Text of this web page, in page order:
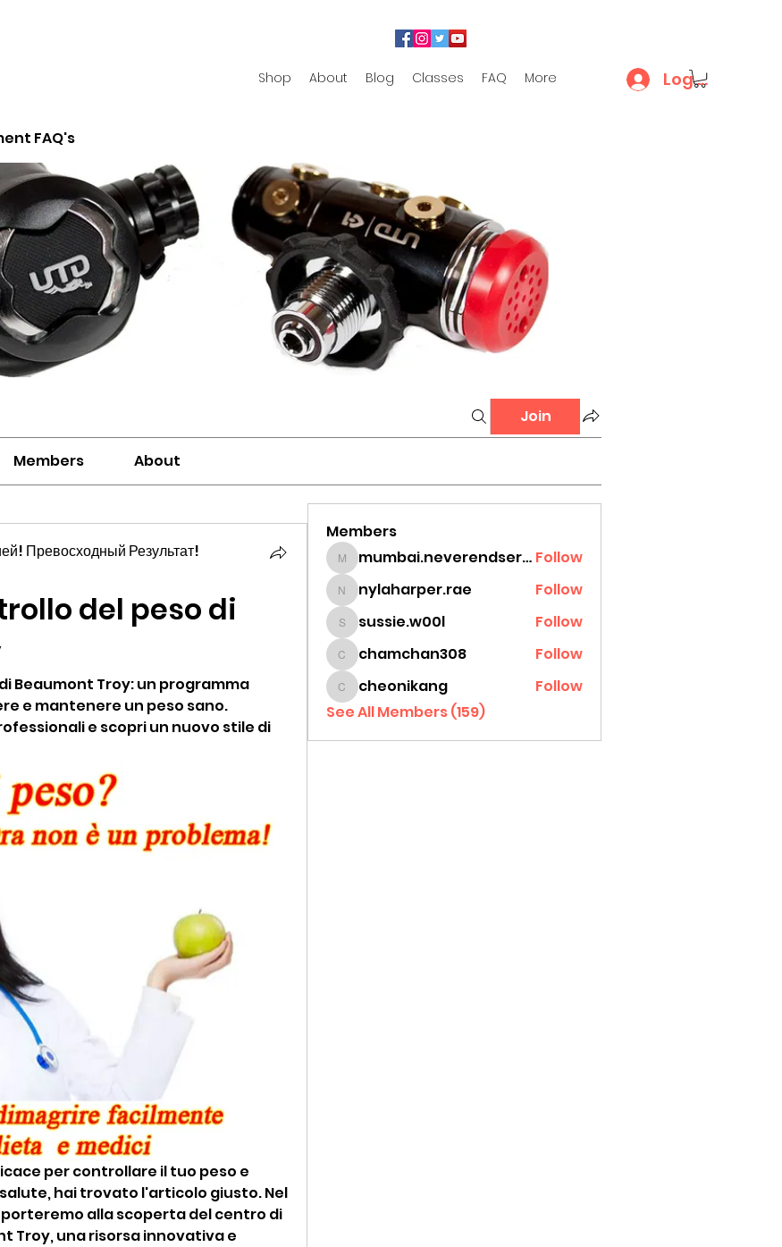
Shop About Blog Classes FAQ More Log In
FAQ's
Join
Members About
Превосходный Результат!
del peso di
Beaumont Troy: un programma
e mantenere un peso sano.
e scopri un nuovo stile di
per controllare il tuo peso e
hai trovato l'articolo giusto. Nel
alla scoperta del centro di
Troy, una risorsa innovativa e
Members
mumbai.neverendservices mumbai.neverendservices Follow
nylaharper.rae
nylaharper.rae Follow
sussie.w00l
sussie.w00l Follow
chamchan308
chamchan308 Follow
cheonikang
cheonikang
Follow
See All Members (159)